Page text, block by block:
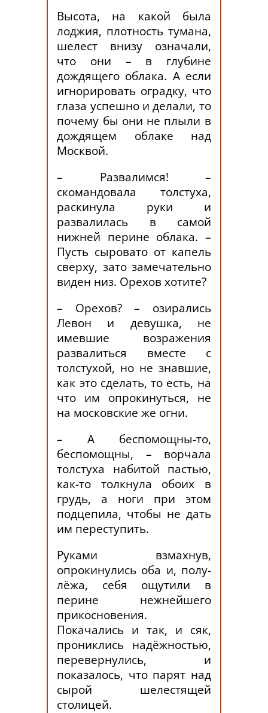
Высота, на какой была
лоджия, плотность тумана,
шелест внизу означали,
что они – в глубине
дождящего облака. А если
игнорировать оградку, что
глаза успешно и делали, то
почему бы они не плыли в
дождящем облаке над
Москвой.
– Развалимся! –
скомандовала толстуха,
раскинула руки и
развалилась в самой
нижней перине облака. –
Пусть сыровато от капель
сверху, зато замечательно
виден низ. Орехов хотите?
– Орехов? – озирались
Левон и девушка, не
имевшие возражения
развалиться вместе с
толстухой, но не знавшие,
как это сделать, то есть, на
что им опрокинуться, не
на московские же огни.
– А беспомощны-то,
беспомощны, – ворчала
толстуха набитой пастью,
как-то толкнула обоих в
грудь, а ноги при этом
подцепила, чтобы не дать
им переступить.
Руками взмахнув,
опрокинулись оба и, полу-
лёжа, себя ощутили в
перине нежнейшего
прикосновения.
Покачались и так, и сяк,
прониклись надёжностью,
перевернулись, и
показалось, что парят над
сырой шелестящей
столицей.